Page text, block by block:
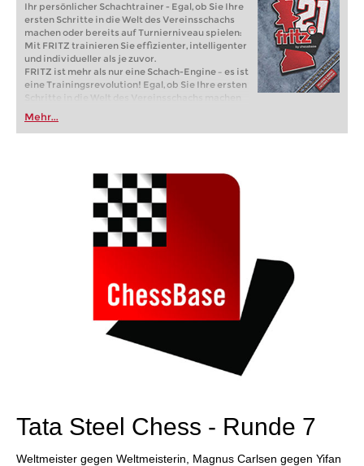
Ihr persönlicher Schachtrainer - Egal, ob Sie Ihre
ersten Schritte in die Welt des Vereinsschachs
machen oder bereits auf Turnierniveau spielen:
Mit FRITZ trainieren Sie effizienter, intelligenter
und individueller als je zuvor.
FRITZ ist mehr als nur eine Schach-Engine – es ist
eine Trainingsrevolution! Egal, ob Sie Ihre ersten
Schritte in die Welt des Vereinsschachs machen
oder bereits auf Turnierniveau spielen: Mit
FRITZ trainieren Sie effizienter, intelligenter und
individueller als je zuvor.
Mehr...
Tata Steel Chess - Runde 7
Weltmeister gegen Weltmeisterin, Magnus Carlsen gegen Yifan